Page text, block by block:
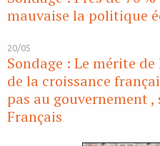
mauvaise la politique
20/05
Sondage : Le mérite
de la croissance
pas au gouvernement
Français